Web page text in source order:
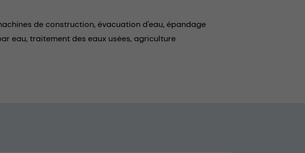
de construction, évacuation d'eau, épandage
eau,traitement des eaux usées, agriculture